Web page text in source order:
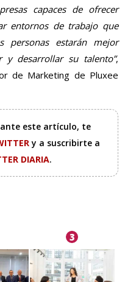
capaces de ofrecer
entornos de trabajo que
estarán mejor
y desarrollar su talento”,
de Marketing de Pluxee
este artículo, te
y a suscribirte a
DIARIA.
3